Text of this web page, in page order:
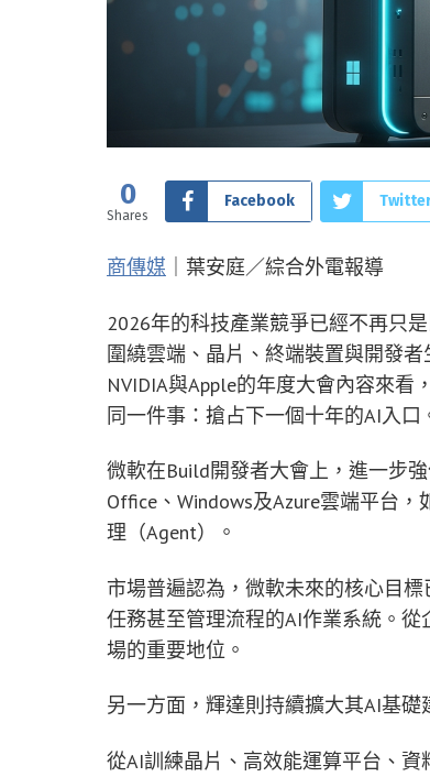
0
Shares
Facebook
商傳媒 ｜葉安庭／綜合外電報導
2026年的科技產業競爭已經不再只
圍繞雲端、晶片、終端裝置與開發
NVIDIA與Apple的年度大會內容來
同一件事：搶占下一個十年的AI入口
微軟在Build開發者大會上，進一步
Office、Windows及Azure雲端平台
理（Agent）。
市場普遍認為，微軟未來的核心目
任務甚至管理流程的AI作業系統。
場的重要地位。
另一方面，輝達則持續擴大其AI基礎
從AI訓練晶片、高效能運算平台、